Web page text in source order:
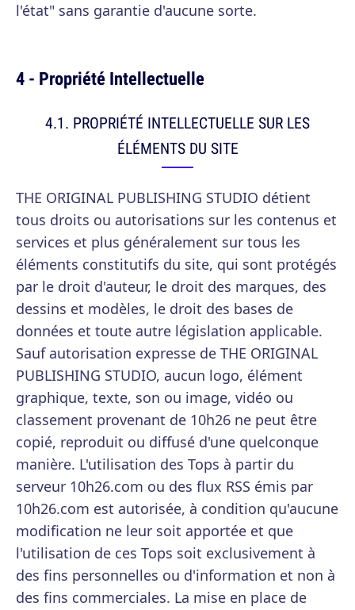
l'état" sans garantie d'aucune sorte.
4 - Propriété Intellectuelle
4.1. PROPRIÉTÉ INTELLECTUELLE SUR LES
ÉLÉMENTS DU SITE
THE ORIGINAL PUBLISHING STUDIO détient
tous droits ou autorisations sur les contenus et
services et plus généralement sur tous les
éléments constitutifs du site, qui sont protégés
par le droit d'auteur, le droit des marques, des
dessins et modèles, le droit des bases de
données et toute autre législation applicable.
Sauf autorisation expresse de THE ORIGINAL
PUBLISHING STUDIO, aucun logo, élément
graphique, texte, son ou image, vidéo ou
classement provenant de 10h26 ne peut être
copié, reproduit ou diffusé d'une quelconque
manière. L'utilisation des Tops à partir du
serveur 10h26.com ou des flux RSS émis par
10h26.com est autorisée, à condition qu'aucune
modification ne leur soit apportée et que
l'utilisation de ces Tops soit exclusivement à
des fins personnelles ou d'information et non à
des fins commerciales. La mise en place de